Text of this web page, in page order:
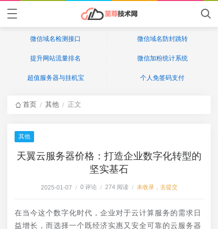
微信域名检测接口 微信域名防封跳转
提升网站流量排名 微信加粉统计系统
超值服务器与挂机宝 个人免签码支付
首页 / 其他 / 正文
其他
天翼云服务器价格：打造企业数字化转型的
坚实基石
2025-01-07 / 0 评论 / 274 阅读 / 未收录，去提交
在当今这个数字化时代，企业对于云计算服务的需求日
益增长，而选择一个既经济实惠又安全可靠的云服务器